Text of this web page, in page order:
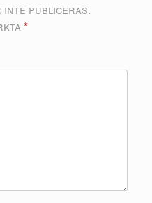
inte publiceras.
*